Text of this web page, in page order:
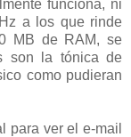
funciona, ni
a los que rinde
MB de RAM, se
son la tónica de
como pudieran
para ver el e-mail